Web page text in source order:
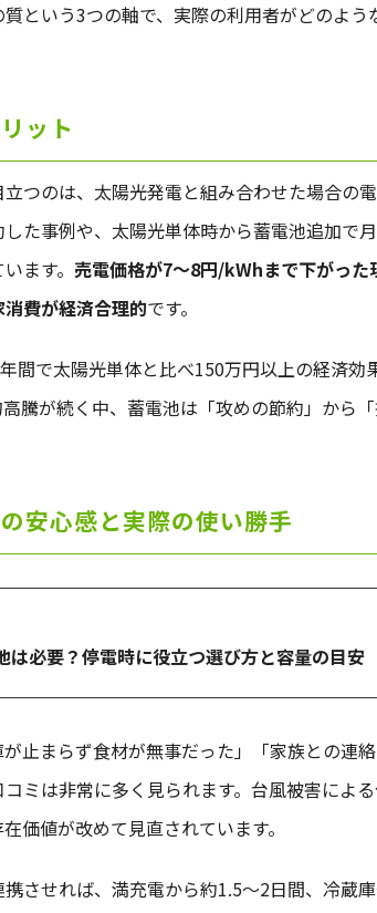
という3つの軸で、実際の利用者がどのよ
ット
つのは、太陽光発電と組み合わせた場合の
た事例や、太陽光単体時から蓄電池追加で
ます。 売電価格が7〜8円/kWhまで下がっ
費が経済合理的です。
間で太陽光単体と比べ150万円以上の経済効
騰が続く中、蓄電池は「攻めの節約」から
安心感と実際の使い勝手
は必要？停電時に役立つ選び方と容量の目安
が止まらず食材が無事だった」「家族との連
ミは非常に多く見られます。台風被害によ
価値が改めて見直されています。
させれば、満充電から約1.5〜2日間、冷蔵